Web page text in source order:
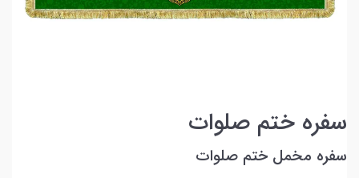
سفره ختم صلوات
سفره مخمل ختم صلوات